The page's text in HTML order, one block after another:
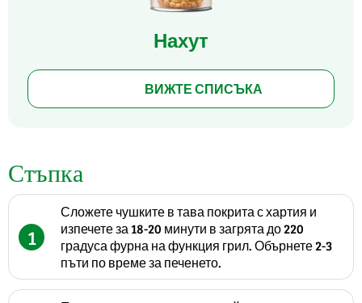
Нахут
ВИЖТЕ СПИСЪКА
Стъпка
1
Сложете чушките в тава покрита с хартия и
изпечете за 18-20 минути в загрята до 220
градуса фурна на функция грил. Обърнете 2-3
пъти по време за печенето.